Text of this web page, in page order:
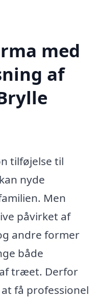
med
af
tilføjelse til
nyde
Men
påvirket af
andre former
både
træet. Derfor
få professionel